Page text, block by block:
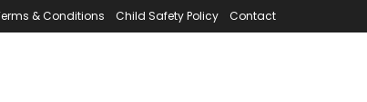
& Conditions Child Safety Policy Contact